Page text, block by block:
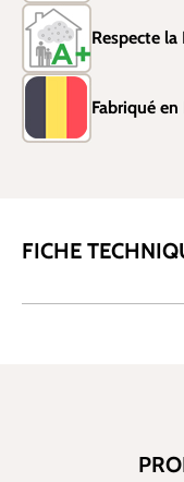
Respecte la
Fabriqué
FICHE